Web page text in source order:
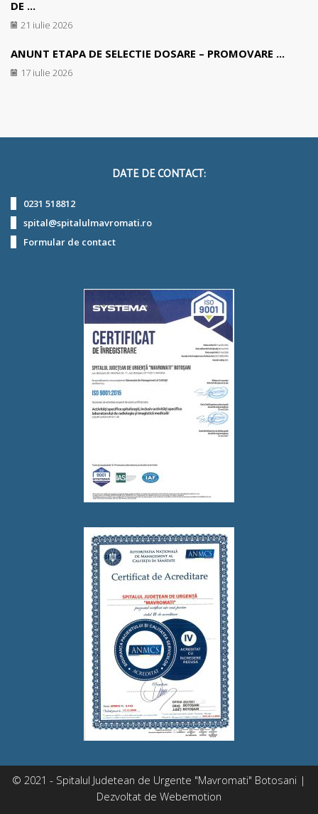
DE ...
21 iulie 2026
ANUNT ETAPA DE SELECTIE DOSARE – PROMOVARE ...
17 iulie 2026
DATE DE CONTACT:
0231 518812
spital@spitalulmavromati.ro
Formular de contact
© 2021 - Spitalul Judetean de Urgente "Mavromati" Botosani |
Dezvoltat de Webemotion